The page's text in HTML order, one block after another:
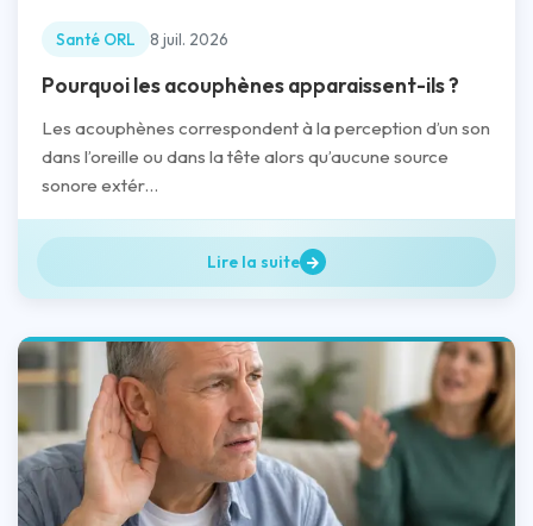
Santé ORL 8 juil. 2026
Pourquoi les acouphènes apparaissent-ils ?
Les acouphènes correspondent à la perception d’un son
dans l’oreille ou dans la tête alors qu’aucune source
sonore extér...
Lire la suite